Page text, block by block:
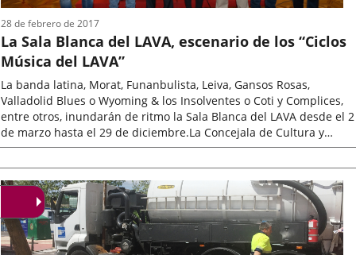
La Sala Blanca del LAVA, escenario de los “Ciclos
Música del LAVA”
La banda latina, Morat, Funanbulista, Leiva, Gansos Rosas,
Valladolid Blues o Wyoming & los Insolventes o Coti y Complices,
entre otros, inundarán de ritmo la Sala Blanca del LAVA desde el 2
de marzo hasta el 29 de diciembre.La Concejala de Cultura y
Turismo,...
de
la
28 de febrero de 2017